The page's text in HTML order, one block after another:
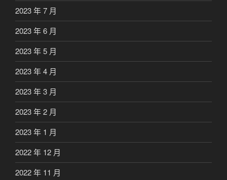
2023 年 7 月
2023 年 6 月
2023 年 5 月
2023 年 4 月
2023 年 3 月
2023 年 2 月
2023 年 1 月
2022 年 12 月
2022 年 11 月